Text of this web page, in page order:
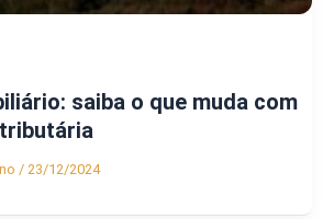
saiba o que muda com
/ 23/12/2024